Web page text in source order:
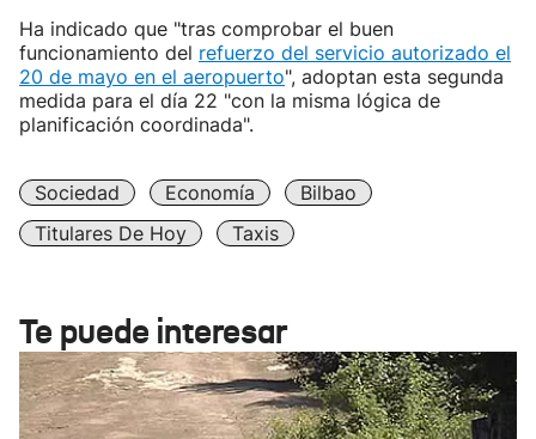
Ha indicado que "tras comprobar el buen
funcionamiento del refuerzo del servicio autorizado el
20 de mayo en el aeropuerto", adoptan esta segunda
medida para el día 22 "con la misma lógica de
planificación coordinada".
Sociedad Economía
Bilbao
Titulares De Hoy
Taxis
Te puede interesar